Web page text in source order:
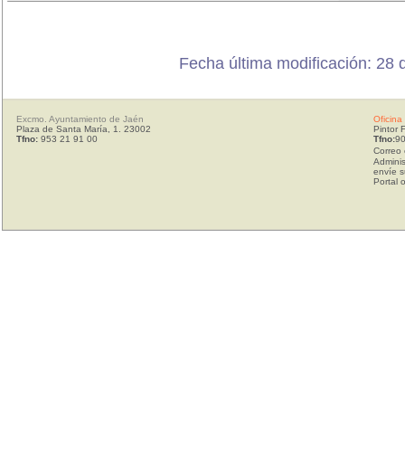
Fecha última modificación: 28
Excmo. Ayuntamiento de Jaén
Plaza de Santa María, 1. 23002
Tfno: 953 21 91 00
Oficina
Pintor
Tfno:
Correo
envíe
Portal